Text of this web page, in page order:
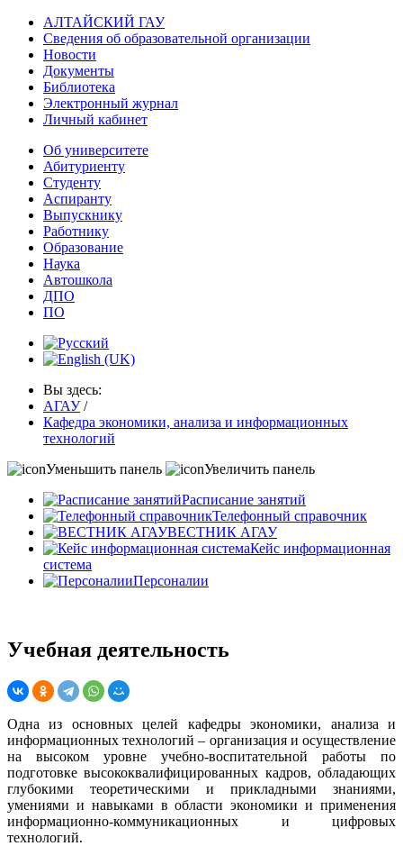
АЛТАЙСКИЙ ГАУ
Сведения об образовательной организации
Новости
Документы
Библиотека
Электронный журнал
Личный кабинет
Об университете
Абитуриенту
Студенту
Аспиранту
Выпускнику
Работнику
Образование
Наука
Автошкола
ДПО
ПО
Вы здесь:
АГАУ /
Кафедра экономики, анализа и информационных
технологий
Уменьшить панель
Увеличить панель
Расписание занятий
Телефонный справочник
ВЕСТНИК АГАУ
Кейс информационная
система
Персоналии
Учебная деятельность
Одна из основных целей кафедры экономики, анализа и
информационных технологий – организация и осуществление
на высоком уровне учебно-воспитательной работы по
подготовке высококвалифицированных кадров, обладающих
глубокими теоретическими и прикладными знаниями,
умениями и навыками в области экономики и применения
информационно-коммуникационных и цифровых
технологий.